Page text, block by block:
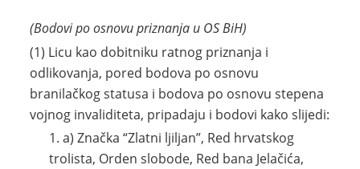
(Bodovi po osnovu priznanja u OS BiH)
(1) Licu kao dobitniku ratnog priznanja i
odlikovanja, pored bodova po osnovu
branilačkog statusa i bodova po osnovu stepena
vojnog invaliditeta, pripadaju i bodovi kako slijedi:
a) Značka “Zlatni ljiljan”, Red hrvatskog
trolista, Orden slobode, Red bana Jelačića,